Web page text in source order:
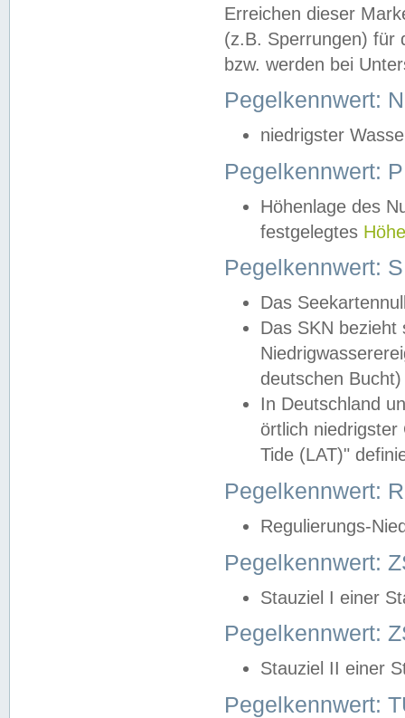
Erreichen dieser
(z.B. Sperrungen) für
bzw. werden bei
Pegelkennwert:
niedrigster
Pegelkennwert:
Höhenlage des
festgelegtes
Pegelkennwert:
Das
Das SKN
deutschen
In Deutschland
örtlich
Tide (LAT)"
Pegelkennwert:
Regulierungs-
Pegelkennwert:
Stauziel I einer
Pegelkennwert:
Stauziel II einer
Pegelkennwert: